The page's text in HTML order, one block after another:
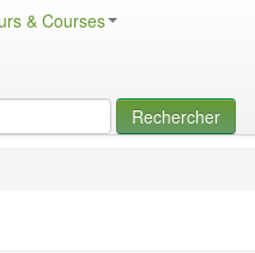
& Courses
Rechercher